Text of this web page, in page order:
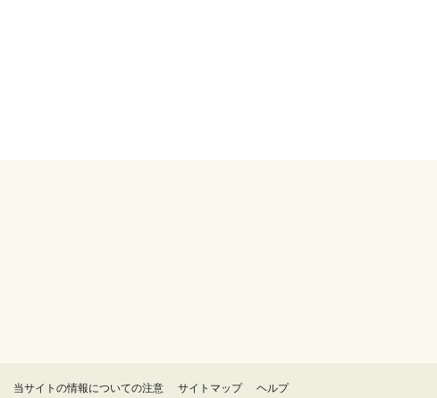
当サイトの情報についての注意 サイトマップ ヘルプ